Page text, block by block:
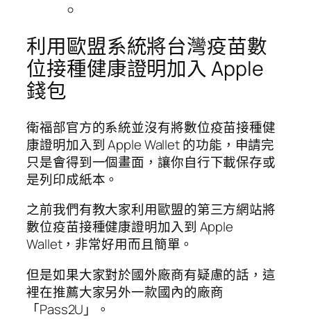
利用歐盟系統將台灣疫苗數
位接種健康證明加入 Apple
錢包
衛福部官方的系統並沒有將數位疫苗接種健
康證明加入到 Apple Wallet 的功能，申請完
只是會得到一個畫面，讓你自行下載保存或
是列印成紙本。
之前我們有教大家利用歐盟的第三方網站將
數位疫苗接種健康證明加入到 Apple
Wallet，非常好用而且簡單。
但是如果大家對於國外廠商有疑慮的話，這
裡在推薦大家另外一款國內的廠商
「Pass2U」。